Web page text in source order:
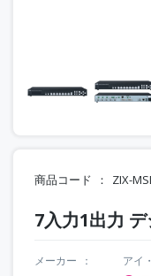
商品コード ZIX-
7入力1出力
メーカー
アイ